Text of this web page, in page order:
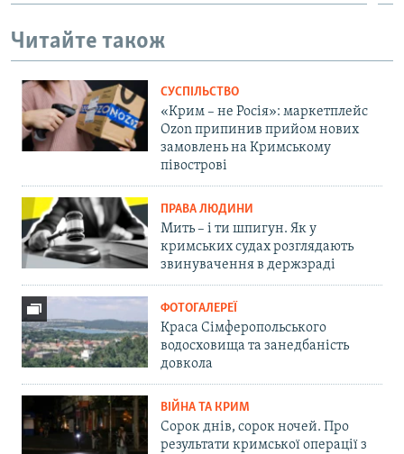
Читайте також
СУСПІЛЬСТВО
«Крим – не Росія»: маркетплейс
Ozon припинив прийом нових
замовлень на Кримському
півострові
ПРАВА ЛЮДИНИ
Мить – і ти шпигун. Як у
кримських судах розглядають
звинувачення в держзраді
ФОТОГАЛЕРЕЇ
Краса Сімферопольського
водосховища та занедбаність
довкола
ВІЙНА ТА КРИМ
Сорок днів, сорок ночей. Про
результати кримської операції з